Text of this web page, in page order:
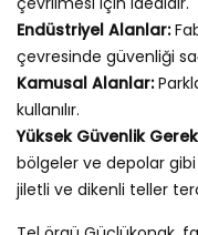
Endüstriyel Alanlar:
çevresinde güvenliği
Kamusal Alanlar:
kullanılır.
Yüksek Güvenlik
bölgeler ve depolar
jiletli ve dikenli teller